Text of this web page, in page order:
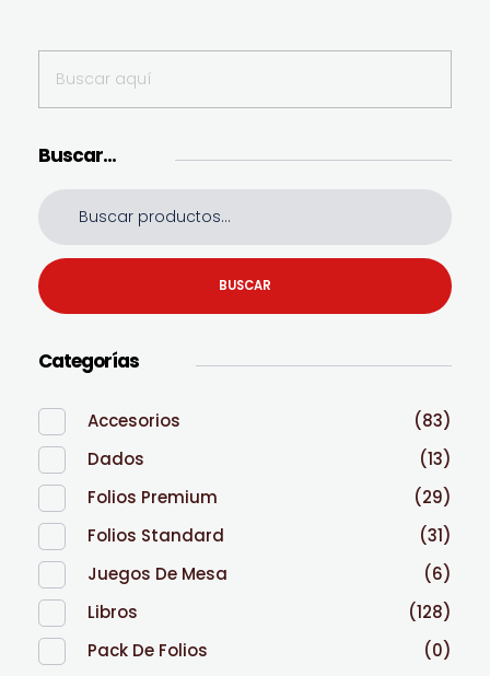
Buscar…
BUSCAR
Categorías
Accesorios
(83)
Dados
(13)
Folios Premium
(29)
Folios Standard
(31)
Juegos De Mesa
(6)
Libros
(128)
Pack De Folios
(0)